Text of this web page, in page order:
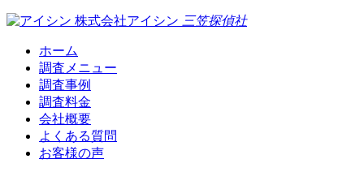
株式会社アイシン 三笠探偵社
ホーム
調査メニュー
調査事例
調査料金
会社概要
よくある質問
お客様の声